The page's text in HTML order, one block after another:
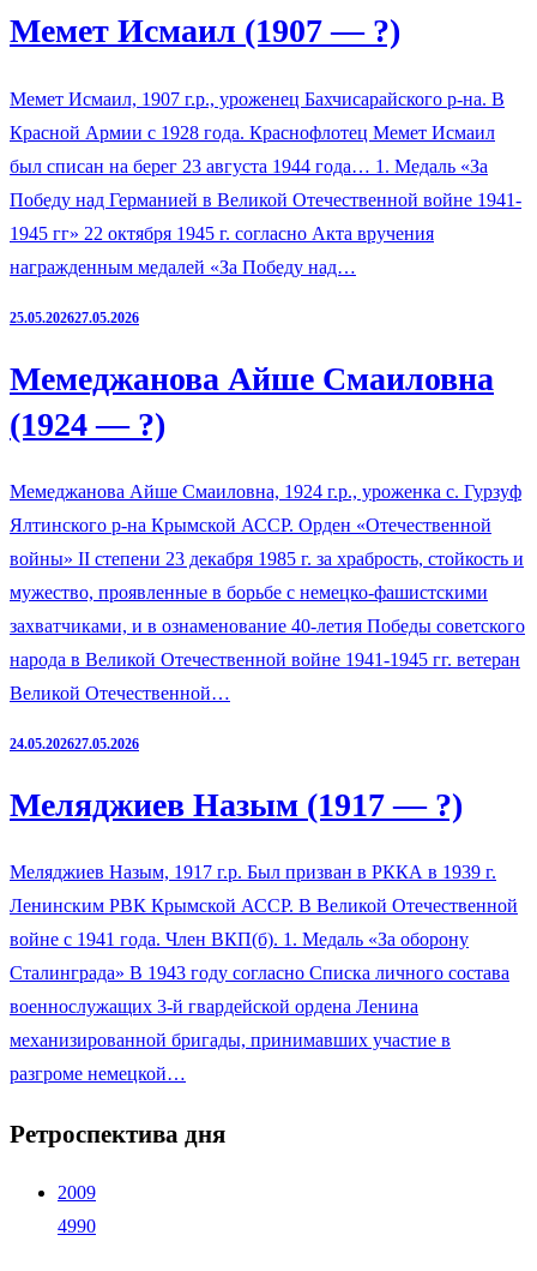
Мемет Исмаил (1907 — ?)
Мемет Исмаил, 1907 г.р., уроженец Бахчисарайского р-на. В
Красной Армии с 1928 года. Краснофлотец Мемет Исмаил
был списан на берег 23 августа 1944 года… 1. Медаль «За
Победу над Германией в Великой Отечественной войне 1941-
1945 гг» 22 октября 1945 г. согласно Акта вручения
награжденным медалей «За Победу над…
25.05.202627.05.2026
Мемеджанова Айше Смаиловна
(1924 — ?)
Мемеджанова Айше Смаиловна, 1924 г.р., уроженка с. Гурзуф
Ялтинского р-на Крымской АССР. Орден «Отечественной
войны» II степени 23 декабря 1985 г. за храбрость, стойкость и
мужество, проявленные в борьбе с немецко-фашистскими
захватчиками, и в ознаменование 40-летия Победы советского
народа в Великой Отечественной войне 1941-1945 гг. ветеран
Великой Отечественной…
24.05.202627.05.2026
Меляджиев Назым (1917 — ?)
Меляджиев Назым, 1917 г.р. Был призван в РККА в 1939 г.
Ленинским РВК Крымской АССР. В Великой Отечественной
войне с 1941 года. Член ВКП(б). 1. Медаль «За оборону
Сталинграда» В 1943 году согласно Списка личного состава
военнослужащих 3-й гвардейской ордена Ленина
механизированной бригады, принимавших участие в
разгроме немецкой…
Ретроспектива дня
2009
4990